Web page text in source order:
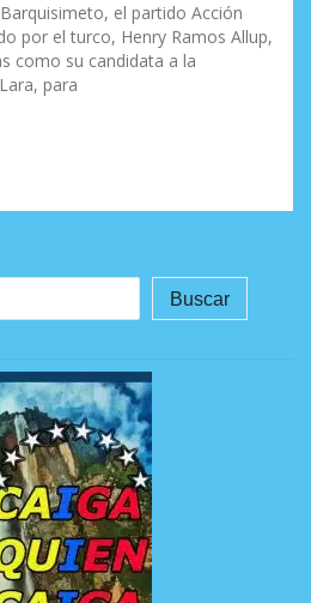
el partido Acción
por el turco, Henry Ramos Allup,
como su candidata a la
para
Buscar